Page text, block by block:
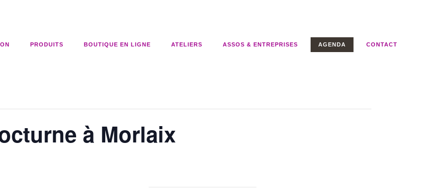
PRODUITS BOUTIQUE EN LIGNE ATELIERS ASSOS & ENTREPRISES AGENDA CONTACT
à Morlaix